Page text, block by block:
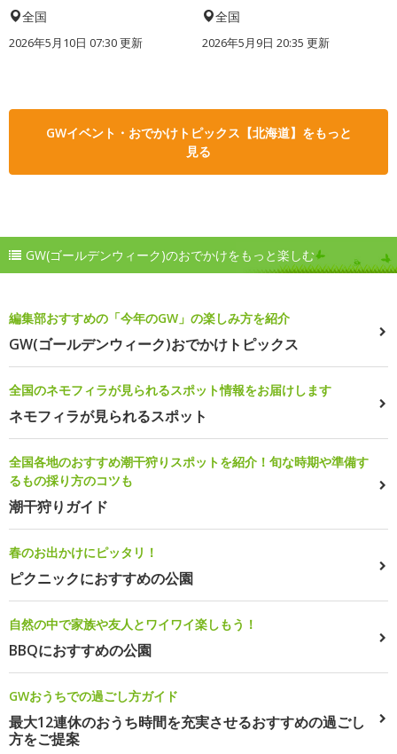
全国
2026年5月10日 07:30 更新
全国
2026年5月9日 20:35 更新
GWイベント・おでかけトピックス【北海道】をもっと
見る
GW(ゴールデンウィーク)のおでかけをもっと楽しむ
編集部おすすめの「今年のGW」の楽しみ方を紹介
GW(ゴールデンウィーク)おでかけトピックス
全国のネモフィラが見られるスポット情報をお届けします
ネモフィラが見られるスポット
全国各地のおすすめ潮干狩りスポットを紹介！旬な時期や準備す
るもの採り方のコツも
潮干狩りガイド
春のお出かけにピッタリ！
ピクニックにおすすめの公園
自然の中で家族や友人とワイワイ楽しもう！
BBQにおすすめの公園
GWおうちでの過ごし方ガイド
最大12連休のおうち時間を充実させるおすすめの過ごし
方をご提案